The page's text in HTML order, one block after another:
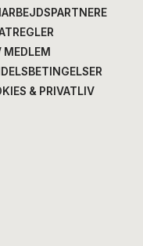
MEDLEM
& PRIVATLIV